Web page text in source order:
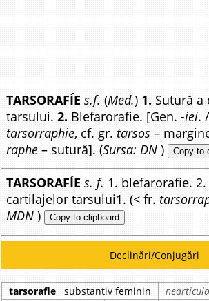
TARSORAFÍE s.f. (Med.) 1. Sutură
tarsului.2. Blefarorafie. [Gen.-iei.
tarsorraphie, cf. gr. tarsos –
raphe – sutură]. (Sursa: DN ) Copy to
TARSORAFÍE s. f. 1. blefarorafie.
cartilajelor tarsului1. (< fr.
MDN ) Copy to clipboard
Declinări/Conjugări
tarsorafie substantiv feminin